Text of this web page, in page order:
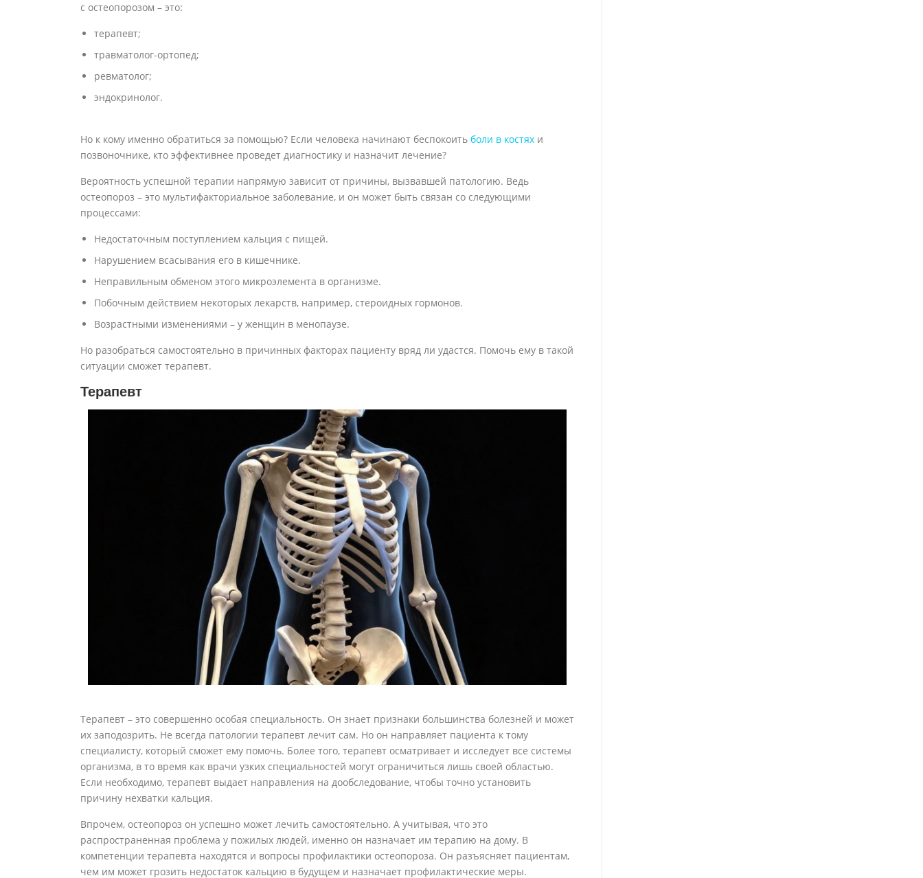
с остеопорозом – это:
терапевт;
травматолог-ортопед;
ревматолог;
эндокринолог.
Но к кому именно обратиться за помощью? Если человека начинают беспокоить боли в костях и
позвоночнике, кто эффективнее проведет диагностику и назначит лечение?
Вероятность успешной терапии напрямую зависит от причины, вызвавшей патологию. Ведь
остеопороз – это мультифакториальное заболевание, и он может быть связан со следующими
процессами:
Недостаточным поступлением кальция с пищей.
Нарушением всасывания его в кишечнике.
Неправильным обменом этого микроэлемента в организме.
Побочным действием некоторых лекарств, например, стероидных гормонов.
Возрастными изменениями – у женщин в менопаузе.
Но разобраться самостоятельно в причинных факторах пациенту вряд ли удастся. Помочь ему в такой
ситуации сможет терапевт.
Терапевт
Терапевт – это совершенно особая специальность. Он знает признаки большинства болезней и может
их заподозрить. Не всегда патологии терапевт лечит сам. Но он направляет пациента к тому
специалисту, который сможет ему помочь. Более того, терапевт осматривает и исследует все системы
организма, в то время как врачи узких специальностей могут ограничиться лишь своей областью.
Если необходимо, терапевт выдает направления на дообследование, чтобы точно установить
причину нехватки кальция.
Впрочем, остеопороз он успешно может лечить самостоятельно. А учитывая, что это
распространенная проблема у пожилых людей, именно он назначает им терапию на дому. В
компетенции терапевта находятся и вопросы профилактики остеопороза. Он разъясняет пациентам,
чем им может грозить недостаток кальцию в будущем и назначает профилактические меры.